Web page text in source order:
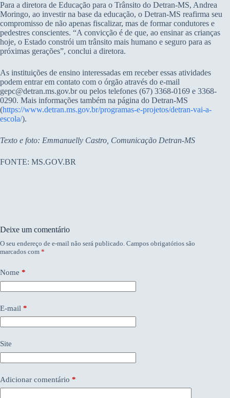
Para a diretora de Educação para o Trânsito do Detran-MS, Andrea
Moringo, ao investir na base da educação, o Detran-MS reafirma seu
compromisso de não apenas fiscalizar, mas de formar condutores e
pedestres conscientes. “A convicção é de que, ao ensinar as crianças
hoje, o Estado constrói um trânsito mais humano e seguro para as
próximas gerações”, conclui a diretora.
As instituições de ensino interessadas em receber essas atividades
podem entrar em contato com o órgão através do e-mail
gepc@detran.ms.gov.br ou pelos telefones (67) 3368-0169 e 3368-
0290. Mais informações também na página do Detran-MS
(https://www.detran.ms.gov.br/programas-e-projetos/detran-vai-a-
escola/).
Texto e foto: Emmanuelly Castro, Comunicação Detran-MS
FONTE: MS.GOV.BR
Deixe um comentário
O seu endereço de e-mail não será publicado. Campos obrigatórios são
marcados com *
Nome *
E-mail *
Site
Adicionar comentário *